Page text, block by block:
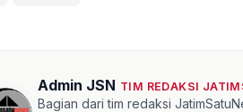
Admin JSN TIM REDAKSI
Bagian dari tim redaksi